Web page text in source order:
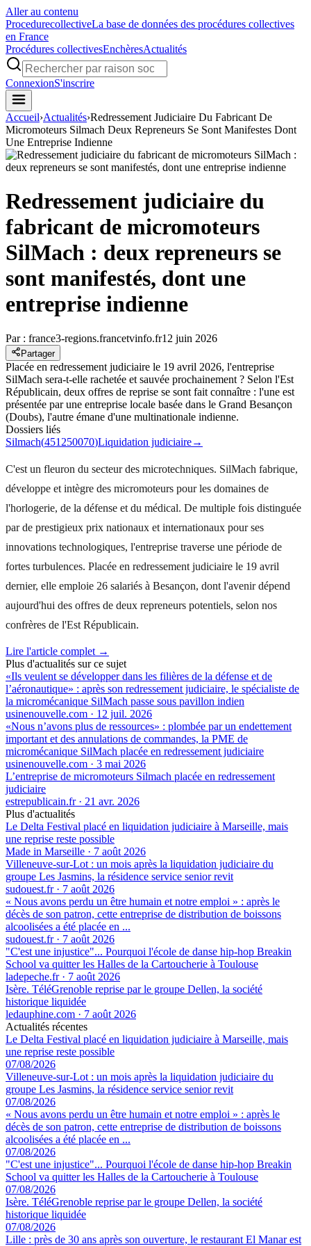
Aller au contenu
ProcedurecollectiveLa base de données des procédures collectives
en France
Procédures collectivesEnchèresActualités
ConnexionS'inscrire
Accueil›Actualités›Redressement Judiciaire Du Fabricant De
Micromoteurs Silmach Deux Repreneurs Se Sont Manifestes Dont
Une Entreprise Indienne
Redressement judiciaire du
fabricant de micromoteurs
SilMach : deux repreneurs se
sont manifestés, dont une
entreprise indienne
Par : france3-regions.francetvinfo.fr12 juin 2026
Partager
Placée en redressement judiciaire le 19 avril 2026, l'entreprise
SilMach sera-t-elle rachetée et sauvée prochainement ? Selon l'Est
Républicain, deux offres de reprise se sont fait connaître : l'une est
présentée par une entreprise locale basée dans le Grand Besançon
(Doubs), l'autre émane d'une multinationale indienne.
Dossiers liés
Silmach(451250070)Liquidation judiciaire→
C'est un fleuron du secteur des microtechniques. SilMach fabrique,
développe et intègre des micromoteurs pour les domaines de
l'horlogerie, de la défense et du médical. De multiple fois distinguée
par de prestigieux prix nationaux et internationaux pour ses
innovations technologiques, l'entreprise traverse une période de
fortes turbulences. Placée en redressement judiciaire le 19 avril
dernier, elle emploie 26 salariés à Besançon, dont l'avenir dépend
aujourd'hui des offres de deux repreneurs potentiels, selon nos
confrères de l'Est Républicain.
Lire l'article complet →
Plus d'actualités sur ce sujet
«Ils veulent se développer dans les filières de la défense et de
l’aéronautique» : après son redressement judiciaire, le spécialiste de
la micromécanique SilMach passe sous pavillon indien
usinenouvelle.com · 12 juil. 2026
«Nous n’avons plus de ressources» : plombée par un endettement
important et des annulations de commandes, la PME de
micromécanique SilMach placée en redressement judiciaire
usinenouvelle.com · 3 mai 2026
L’entreprise de micromoteurs Silmach placée en redressement
judiciaire
estrepublicain.fr· 21 avr. 2026
Plus d'actualités
Le Delta Festival placé en liquidation judiciaire à Marseille, mais
une reprise reste possible
Made in Marseille · 7 août 2026
Villeneuve-sur-Lot : un mois après la liquidation judiciaire du
groupe Les Jasmins, la résidence service senior revit
sudouest.fr· 7 août 2026
« Nous avons perdu un être humain et notre emploi » : après le
décès de son patron, cette entreprise de distribution de boissons
alcoolisées a été placée en ...
sudouest.fr· 7 août 2026
"C'est une injustice"... Pourquoi l'école de danse hip-hop Breakin
School va quitter les Halles de la Cartoucherie à Toulouse
ladepeche.fr· 7 août 2026
Isère. TéléGrenoble reprise par le groupe Dellen, la société
historique liquidée
ledauphine.com · 7 août 2026
Actualités récentes
Le Delta Festival placé en liquidation judiciaire à Marseille, mais
une reprise reste possible
07/08/2026
Villeneuve-sur-Lot : un mois après la liquidation judiciaire du
groupe Les Jasmins, la résidence service senior revit
07/08/2026
« Nous avons perdu un être humain et notre emploi » : après le
décès de son patron, cette entreprise de distribution de boissons
alcoolisées a été placée en ...
07/08/2026
"C'est une injustice"... Pourquoi l'école de danse hip-hop Breakin
School va quitter les Halles de la Cartoucherie à Toulouse
07/08/2026
Isère. TéléGrenoble reprise par le groupe Dellen, la société
historique liquidée
07/08/2026
Lille : près de 30 ans après son ouverture, le restaurant El Manar est